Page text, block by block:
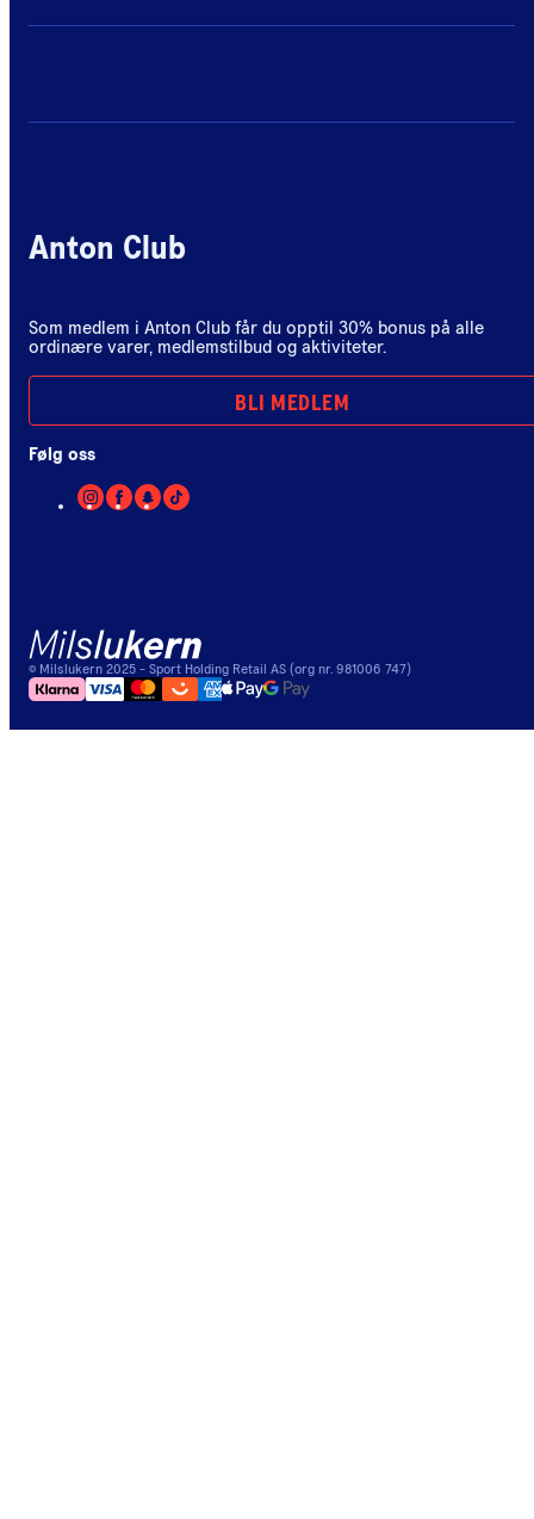
Anton Club
Som medlem i Anton Club får du opptil 30% bonus på alle
ordinære varer, medlemstilbud og aktiviteter.
BLI MEDLEM
Følg oss
© Milslukern 2025 - Sport Holding Retail AS (org nr. 981006 747)